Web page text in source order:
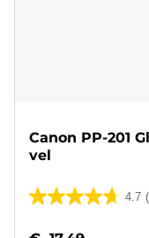
Canon PP-201
vel
4.7
4.7